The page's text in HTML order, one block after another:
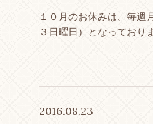
１０月のお休みは、毎週
３日曜日）となっており
2016.08.23